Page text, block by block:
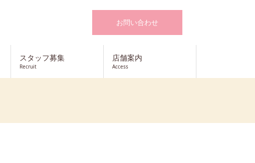
お問い合わせ
スタッフ募集
Recruit
店舗案内
Access